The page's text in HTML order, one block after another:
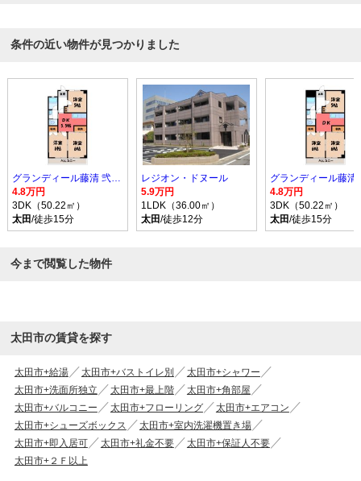
条件の近い物件が見つかりました
グランディール藤清 弐番館
4.8万円
3DK（50.22㎡）
太田/徒歩15分
レジオン・ドヌール
5.9万円
1LDK（36.00㎡）
太田/徒歩12分
4.8万円
3DK（50.22㎡）
太田/徒歩15分
今まで閲覧した物件
太田市の賃貸を探す
太田市+給湯 太田市+バストイレ別
太田市+シャワー
太田市+洗面所独立
太田市+最上階
太田市+角部屋
太田市+バルコニー
太田市+フローリング
太田市+エアコン
太田市+シューズボックス
太田市+室内洗濯機置き場
太田市+即入居可
太田市+礼金不要
太田市+保証人不要
太田市+２Ｆ以上